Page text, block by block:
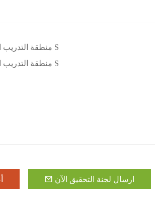
منطقة التدريب الوظيفي على شكل حرف S
منطقة التدريب الوظيفي على شكل حرف S
ارسال لجنة التحقيق الآن